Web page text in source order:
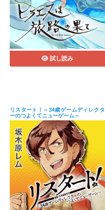
試し読み
リスタート！～34歳ゲームディレクタ
ーのつよくてニューゲーム～